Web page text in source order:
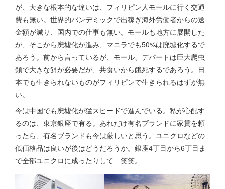
が、大きな根本的な違いは、フィリピン人モールに行く交通
費も無い。世界的パンデミックで出稼ぎ海外労働者からの送
金額が減り、国内での仕事も無い。モールも地方に展開した
が、そこから廃墟化が進み、マニラでも50%は廃墟化するで
あろう。前から言っているが、モール、デパートは巨大爬虫
類で大きな餌が必要だが、共食いから餓死するであろう。日
本でも生きられないものがフィリピンで生きられるはずが無
い。
今は中国でも廃墟化が猛スピードで進んでいる。私が心配す
るのは、東京銀座で有る。あれだけ有名ブランドに家賃を頼
ったら、有名ブランドも今は厳しいと思う。ユニクロなどの
低価格品は良いが後はどうだろうか。銀座4丁目から6丁目ま
で全部ユニクロに成ったりして 笑笑。